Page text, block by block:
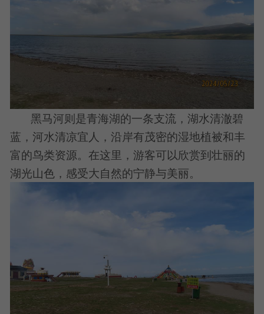
黑马河则是青海湖的一条支流，湖水清澈碧
蓝，河水清凉宜人，沿岸有茂密的湿地植被和丰
富的鸟类资源。在这里，游客可以欣赏到壮丽的
湖光山色，感受大自然的宁静与美丽。